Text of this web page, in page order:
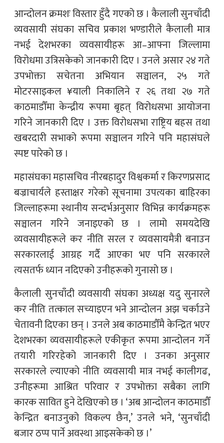
आन्दोलन क्रमशः विस्तार हुँदै गएको छ । कैलाली सुनचाँदी
व्यवसायी संघका सचिव प्रकाश भण्डारीले कैलाली मात्र
नभई देशभरका व्यवसायीहरू आ–आफ्ना जिल्लामा
विरोधमा उत्रिसकेको जानकारी दिए । उनले असार २४ गते
उपभोक्ता सचेतना अभियान सञ्चालन, २५ गते
मोटरसाइकल ¥याली निकालिने र २६ तथा २७ गते
काठमाडौँमा केन्द्रीय रूपमा बृहत् विरोधसभा आयोजना
गरिने जानकारी दिए । उक्त विरोधसभा राष्ट्रिय बहस तथा
खबरदारी सभाको रूपमा सञ्चालन गरिने पनि महासंघले
स्पष्ट पारेको छ ।
महासंघका महासचिव नीरबहादुर विश्वकर्मा र किरणप्रसाद
बज्राचार्यले हस्ताक्षर गरेको सूचनामा उपत्यका बाहिरका
जिल्लाहरूमा स्थानीय सन्दर्भअनुसार विभिन्न कार्यक्रमहरू
सञ्चालन गरिने जनाइएको छ । लामो समयदेखि
व्यवसायीहरूले कर नीति सरल र व्यवसायमैत्री बनाउन
सरकारलाई आग्रह गर्दै आएका भए पनि सरकारले
त्यसतर्फ ध्यान नदिएको उनीहरूको गुनासो छ ।
कैलाली सुनचाँदी व्यवसायी संघका अध्यक्ष यदु सुनारले
कर नीति तत्काल सच्याइएन भने आन्दोलन अझ चर्काउने
चेतावनी दिएका छन् । उनले अब काठमाडौँमै केन्द्रित भएर
देशभरका व्यवसायीहरूले एकीकृत रूपमा आन्दोलन गर्ने
तयारी गरिरहेको जानकारी दिए । उनका अनुसार
सरकारले ल्याएको नीति व्यवसायी मात्र नभई कालीगढ,
उनीहरूमा आश्रित परिवार र उपभोक्ता सबैका लागि
कारक सावित हुने देखिएको छ । ‘अब आन्दोलन काठमाडौँ
केन्द्रित बनाउनुको विकल्प छैन,’ उनले भने, ‘सुनचाँदी
बजार ठप्प पार्ने अवस्था आइसकेको छ ।’